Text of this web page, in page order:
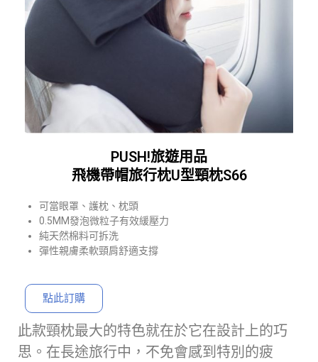
PUSH!旅遊用品
飛機帶帽旅行枕U型頸枕S66
可當眼罩、護枕、枕頭
0.5MM發泡微粒子有效緩壓力
純天然棉料可拆洗
彈性親膚柔軟頸肩舒適支撐
點此訂購
此款頸枕最大的特色就在於它在設計上的巧
思。在長途旅行中，不免會感到特別的疲